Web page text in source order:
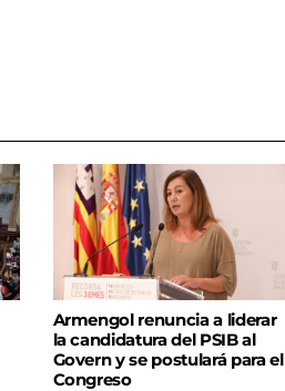
Armengol renuncia a liderar
la candidatura del PSIB al
Govern y se postulará para el
Congreso